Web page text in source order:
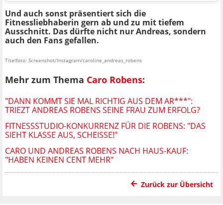
Und auch sonst präsentiert sich die
Fitnessliebhaberin gern ab und zu mit tiefem
Ausschnitt. Das dürfte nicht nur Andreas, sondern
auch den Fans gefallen.
Titelfoto: Screenshot/Instagram/caroline_andreas_robens
Mehr zum Thema Caro Robens:
"DANN KOMMT SIE MAL RICHTIG AUS DEM AR***":
TRIEZT ANDREAS ROBENS SEINE FRAU ZUM ERFOLG?
FITNESSSTUDIO-KONKURRENZ FÜR DIE ROBENS: "DAS
SIEHT KLASSE AUS, SCHEISSE!"
CARO UND ANDREAS ROBENS NACH HAUS-KAUF:
"HABEN KEINEN CENT MEHR"
Zurück zur Übersicht